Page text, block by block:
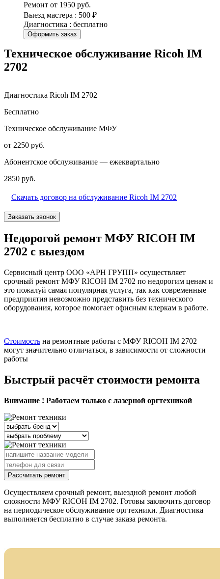
Ремонт от 1950 руб.
Выезд мастера : 500 ₽
Диагностика : бесплатно
Оформить заказ
Техническое обслуживание Ricoh IM
2702
Диагностика Ricoh IM 2702
Бесплатно
Техническое обслуживание МФУ
от 2250 руб.
Абонентское обслуживание — ежеквартально
2850 руб.
Скачать договор на обслуживание Ricoh IM 2702
Заказать звонок
Недорогой ремонт МФУ RICOH IM
2702 с выездом
Сервисный центр ООО «АРН ГРУПП» осуществляет
срочный ремонт МФУ RICOH IM 2702 по недорогим ценам и
это пожалуй самая популярная услуга, так как современные
предприятия невозможно представить без технического
оборудования, которое помогает офисным клеркам в работе.
Стоимость на ремонтные работы с МФУ RICOH IM 2702
могут значительно отличаться, в зависимости от сложности
работы
Быстрый расчёт стоимости ремонта
Внимание ! Работаем только с лазерной оргтехникой
Рассчитать ремонт
Осуществляем срочный ремонт, выездной ремонт любой
сложности МФУ RICOH IM 2702. Готовы заключить договор
на периодическое обслуживание оргтехники. Диагностика
выполняется бесплатно в случае заказа ремонта.